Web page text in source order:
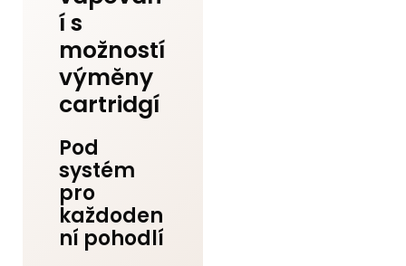
í s
možností
výměny
cartridgí
Pod
systém
pro
každoden
ní pohodlí